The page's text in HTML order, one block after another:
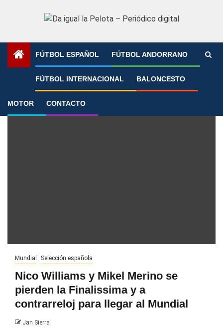
FÚTBOL ESPAÑOL FÚTBOL ANDORRANO
FÚTBOL INTERNACIONAL BALONCESTO
MOTOR CONTACTO
»
williams
Mundial Selección española
Nico Williams y Mikel Merino se
pierden la Finalissima y a
contrarreloj para llegar al Mundial
Jan Sierra